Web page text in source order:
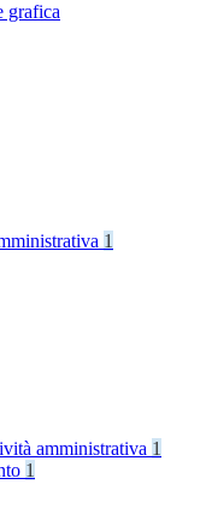
grafica
1
amministrativa 1
1